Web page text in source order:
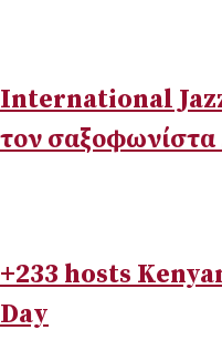
International
τον
+233 hosts
Day